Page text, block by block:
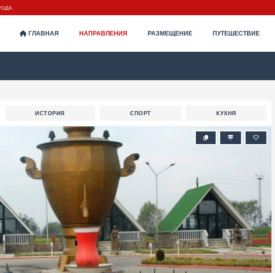
ГЛАВНАЯ НАПРАВЛЕНИЯ РАЗМЕЩЕНИЕ ПУТЕШЕСТВИЕ
ИСТОРИЯ CПОРТ КУХНЯ